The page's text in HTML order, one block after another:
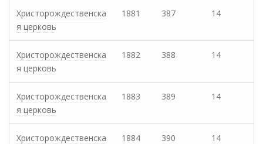
Христорождественска
я церковь
1881 387 14
Христорождественска
я церковь
1882 388 14
Христорождественска
я церковь
1883 389 14
Христорождественска
1884 390 14